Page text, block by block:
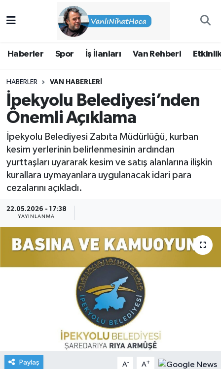
Haberler Spor İş İlanları Van Rehberi
HABERLER VAN HABERLERI
İpekyolu Belediyesi’nden
Önemli Açıklama
İpekyolu Belediyesi Zabıta Müdürlüğü, kurban
kesim yerlerinin belirlenmesinin ardından
yurttaşları uyararak kesim ve satış alanlarına ilişkin
kurallara uymayanlara uygulanacak idari para
cezalarını açıkladı.
22.05.2026 - 17:38
YAYINLANMA
Paylaş A- A+
Van Rehberi
Etkinlikler
Köşe Yazıları
Hakkımda
İpekyolu Nöbetçi Eczaneler
Süper Lig Puan Durumu ve Fikstür
Tüm Manşetler
Son Dakika Haberleri
Haber Arşivi